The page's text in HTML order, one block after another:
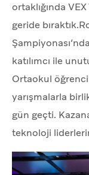
ortaklığında
geride
katılımcı ile
Ortaokul
yarışmalarla
gün geçti.
teknoloji